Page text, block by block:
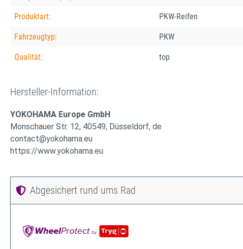
Produktart: PKW-Reifen
Fahrzeugtyp: PKW
Qualität: top
Hersteller-Information:
YOKOHAMA Europe GmbH
Monschauer Str. 12, 40549, Düsseldorf, de
contact@yokohama.eu
https://www.yokohama.eu
Abgesichert rund ums Rad